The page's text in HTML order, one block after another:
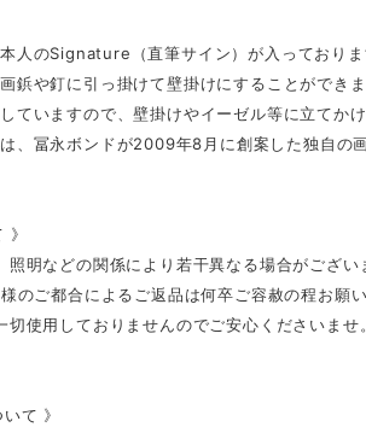
人のSignature（直筆サイン）が入っておりま
や釘に引っ掛けて壁掛けにすることができま
いますので、壁掛けやイーゼル等に立てか
、冨永ボンドが2009年8月に創案した独自の画
明などの関係により若干異なる場合がござい
のご都合によるご返品は何卒ご容赦の程お願い
使用しておりませんのでご安心くださいませ。
て 》